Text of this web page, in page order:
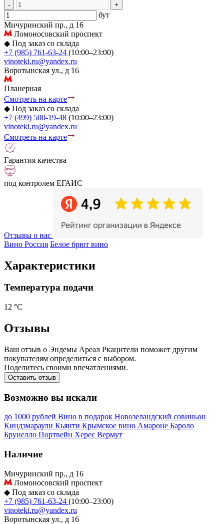
- +
бут
Мичуринский пр., д 16
Ломоносовский проспект
◆ Под заказ со склада
+7 (985) 761-63-24 (10:00–23:00)
vinoteki.ru@yandex.ru
Воротынская ул., д 16
Планерная
Смотреть на карте
◆ Под заказ со склада
+7 (499) 500-19-48 (10:00–23:00)
vinoteki.ru@yandex.ru
Смотреть на карте
Гарантия качества
под контролем ЕГАИС
Отзывы о нас
Вино Россия Белое брют вино
Характеристики
Температура подачи
12 °С
Отзывы
Ваш отзыв о Эндемы Ареал Ркацители поможет другим
покупателям определиться с выбором.
Поделитесь своими впечатлениями.
Оставить отзыв
Возможно вы искали
до 1000 рублей Вино в подарок Новозеландский совиньон
Киндзмараули Кьянти Крымское вино Амароне Бароло
Брунелло Портвейн Херес Вермут
Наличие
Мичуринский пр., д 16
Ломоносовский проспект
◆ Под заказ со склада
+7 (985) 761-63-24 (10:00–23:00)
vinoteki.ru@yandex.ru
Воротынская ул., д 16